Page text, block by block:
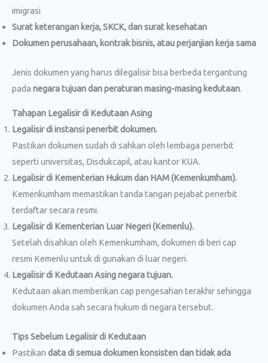
imigrasi
Surat keterangan kerja, SKCK, dan surat kesehatan
Dokumen perusahaan, kontrak bisnis, atau perjanjian kerja sama
Jenis dokumen yang harus dilegalisir bisa berbeda tergantung
pada negara tujuan dan peraturan masing-masing kedutaan.
Tahapan Legalisir di Kedutaan Asing
Legalisir di instansi penerbit dokumen.
Pastikan dokumen sudah di sahkan oleh lembaga penerbit
seperti universitas, Disdukcapil, atau kantor KUA.
Legalisir di Kementerian Hukum dan HAM (Kemenkumham).
Kemenkumham memastikan tanda tangan pejabat penerbit
terdaftar secara resmi.
Legalisir di Kementerian Luar Negeri (Kemenlu).
Setelah disahkan oleh Kemenkumham, dokumen di beri cap
resmi Kemenlu untuk di gunakan di luar negeri.
Legalisir di Kedutaan Asing negara tujuan.
Kedutaan akan memberikan cap pengesahan terakhir sehingga
dokumen Anda sah secara hukum di negara tersebut.
Tips Sebelum Legalisir di Kedutaan
Pastikan data di semua dokumen konsisten dan tidak ada